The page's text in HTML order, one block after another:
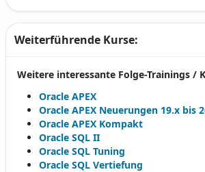
Weiterführende Kurse:
Weitere interessante Folge-Trainings /
Oracle APEX
Oracle APEX Neuerungen 19.x bis
Oracle APEX Kompakt
Oracle SQL II
Oracle SQL Tuning
Oracle SQL Vertiefung